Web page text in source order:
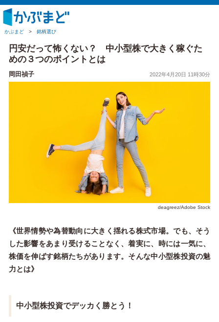
かぶまど > 銘柄選び
円安だって怖くない？ 中小型株で大きく稼ぐた
めの３つのポイントとは
岡田禎子 2022年4月20日 11時30分
deagreez/Adobe Stock
《世界情勢や為替動向に大きく揺れる株式市場。でも、そう
した影響をあまり受けることなく、着実に、時には一気に、
株価を伸ばす銘柄たちがあります。そんな中小型株投資の魅
力とは》
中小型株投資でデッカく勝とう！